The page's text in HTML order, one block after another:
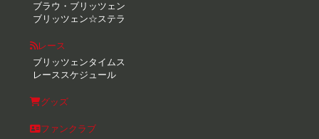
ブラウ・ブリッツェン
ブリッツェン☆ステラ
レース
ブリッツェンタイムス
レーススケジュール
グッズ
ファンクラブ